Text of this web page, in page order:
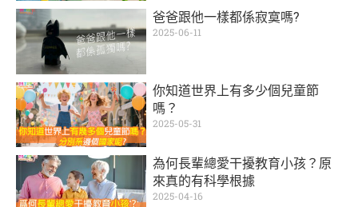
爸爸跟他一樣都係寂寞嗎?
2025-06-11
你知道世界上有多少個兒童節
嗎？
2025-05-31
為何長輩總愛干擾教育小孩？原
來真的有科學根據
2025-04-16